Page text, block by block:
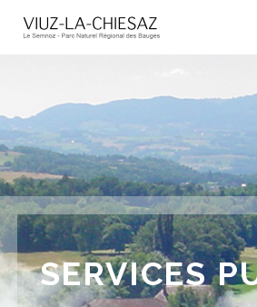
SERVICES